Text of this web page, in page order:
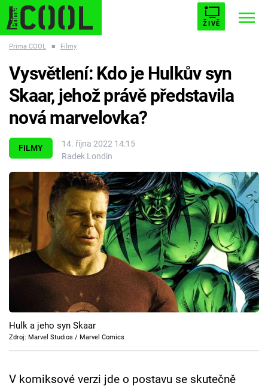
ŽIVĚ
ESCAPE PLNEJ KOTEL AVENGERS 5
Témata
Filmy
Seriály
Hry
Cool Esport
Pořady
TV Program
Prima COOL ■ Filmy
FILMY
14. října 2022 14:15
Radek Londin
Vysvětlení: Kdo je Hulkův syn
Skaar, jehož právě představila
nová marvelovka?
Hulk a jeho syn Skaar
Zdroj: Marvel Studios / Marvel Comics
V komiksové verzi jde o postavu se skutečně